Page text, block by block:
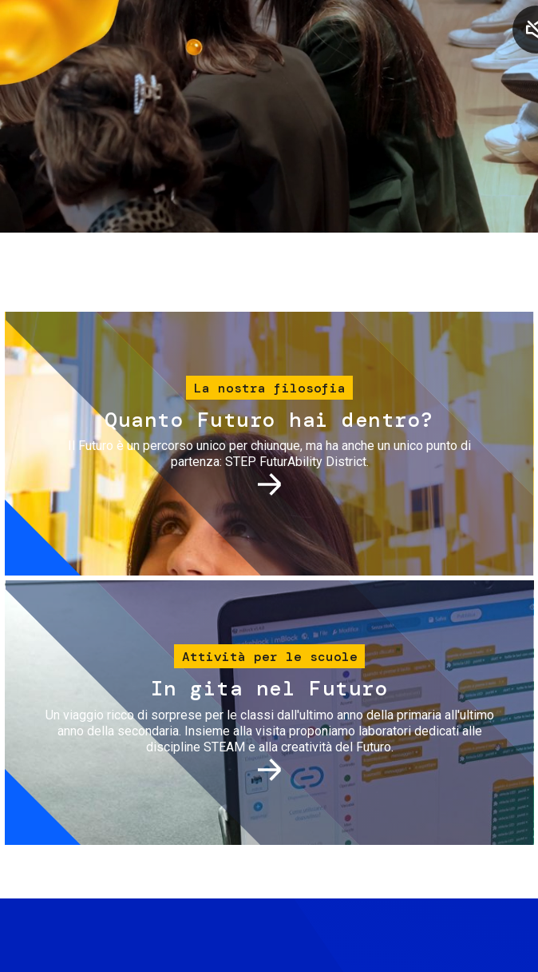
Immagine
La nostra filosofia
Quanto Futuro hai dentro?
Il Futuro è un percorso unico per chiunque, ma ha anche un unico punto di
partenza: STEP FuturAbility District.
Immagine
Attività per le scuole
In gita nel Futuro
Un viaggio ricco di sorprese per le classi dall'ultimo anno della primaria all'ultimo
anno della secondaria. Insieme alla visita proponiamo laboratori dedicati alle
discipline STEAM e alla creatività del Futuro.